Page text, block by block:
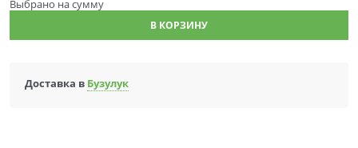
Выбрано на сумму
В КОРЗИНУ
Доставка в Бузулук